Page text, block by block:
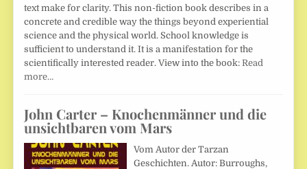
text make for clarity. This non-fiction book describes in a
concrete and credible way the things beyond experiential
science and the physical world. School knowledge is
sufficient to understand it. It is a manifestation for the
scientifically interested reader. View into the book: Read
more…
John Carter – Knochenmänner und die
unsichtbaren vom Mars
Vom Autor der Tarzan
Geschichten. Autor: Burroughs,